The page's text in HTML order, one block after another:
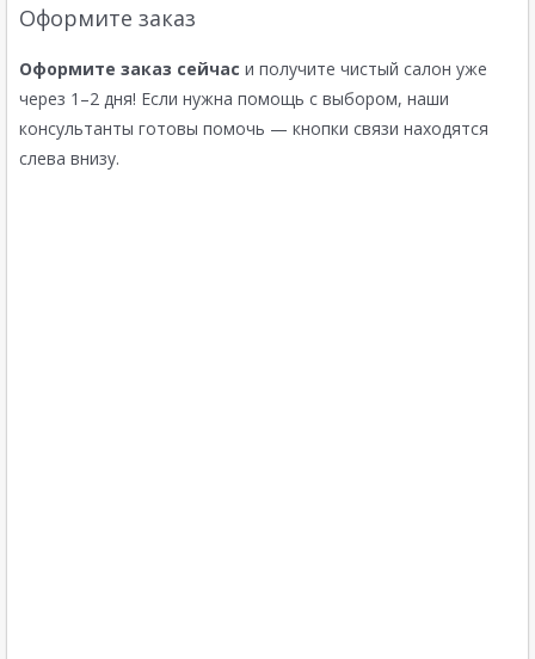
Оформите заказ
Оформите заказ сейчас и получите чистый салон уже
через 1–2 дня! Если нужна помощь с выбором, наши
консультанты готовы помочь — кнопки связи находятся
слева внизу.